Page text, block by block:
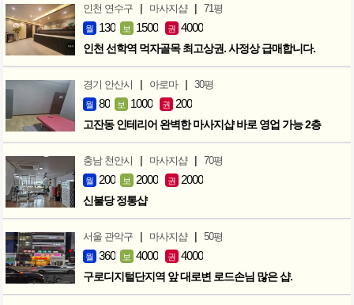
인천 연수구 | 마사지샵 | 71평
월 130 보 1500 권 4000
인천 선학역 먹자골목 최고상권. 사정상 급매합니다.
경기 안산시 | 아로마 | 30평
월 80 보 1000 권 200
고잔동 인테리어 완벽한 마사지샵 바로 영업 가능 2층
충남 천안시 | 마사지샵 | 70평
월 200 보 2000 권 2000
신불당 정통샵
서울 관악구 | 마사지샵 | 50평
월 360 보 4000 권 4000
구로디지털단지역 앞 대로변 로드손님 많은 샵.